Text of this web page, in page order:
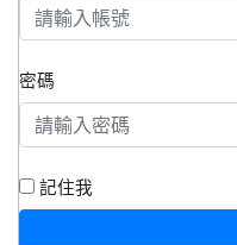
密碼
記住我